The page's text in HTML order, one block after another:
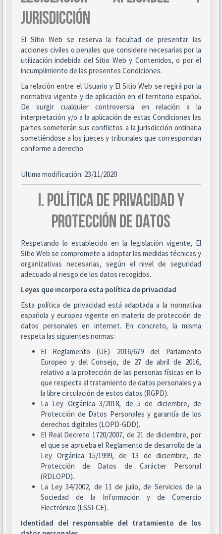
JURISDICCIÓN
El Sitio Web se reserva la facultad de presentar las
acciones civiles o penales que considere necesarias por la
utilización indebida del Sitio Web y Contenidos, o por el
incumplimiento de las presentes Condiciones.
La relación entre el Usuario y El Sitio Web se regirá por la
normativa vigente y de aplicación en el territorio español.
De surgir cualquier controversia en relación a la
interpretación y/o a la aplicación de estas Condiciones las
partes someterán sus conflictos a la jurisdicción ordinaria
sometiéndose a los jueces y tribunales que correspondan
conforme a derecho.
Ultima modificación: 23/11/2020
I. POLÍTICA DE PRIVACIDAD Y
PROTECCIÓN DE DATOS
Respetando lo establecido en la legislación vigente, El
Sitio Web se compromete a adoptar las medidas técnicas y
organizativas necesarias, según el nivel de seguridad
adecuado al riesgo de los datos recogidos.
Leyes que incorpora esta política de privacidad
Esta política de privacidad está adaptada a la normativa
española y europea vigente en materia de protección de
datos personales en internet. En concreto, la misma
respeta las siguientes normas:
El Reglamento (UE) 2016/679 del Parlamento
Europeo y del Consejo, de 27 de abril de 2016,
relativo a la protección de las personas físicas en lo
que respecta al tratamiento de datos personales y a
la libre circulación de estos datos (RGPD).
La Ley Orgánica 3/2018, de 5 de diciembre, de
Protección de Datos Personales y garantía de los
derechos digitales (LOPD-GDD).
El Real Decreto 1720/2007, de 21 de diciembre, por
el que se aprueba el Reglamento de desarrollo de la
Ley Orgánica 15/1999, de 13 de diciembre, de
Protección de Datos de Carácter Personal
(RDLOPD).
La Ley 34/2002, de 11 de julio, de Servicios de la
Sociedad de la Información y de Comercio
Electrónico (LSSI-CE).
Identidad del responsable del tratamiento de los